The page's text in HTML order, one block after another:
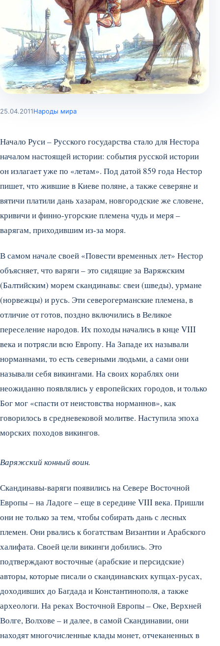
25.04.2011Народы мира
Начало Руси – Русского государства стало для Нестора
началом настоящей истории: события русской истории
он излагает уже по «летам». Под датой 859 года Нестор
пишет, что жившие в Киеве поляне, а также северяне и
вятичи платили дань хазарам, новгородские же словене,
кривичи и финно-угорские племена чудь и меря –
варягам, приходившим из-за моря.
В самом начале своей «Повести временных лет» Нестор
объясняет, что варяги – это сидящие за Варяжским
(Балтийским) морем скандинавы: свеи (шведы), урмане
(норвежцы) и русь. Эти северогерманские племена, в
отличие от готов, поздно включились в Великое
переселение народов. Их походы начались в кнце VIII
века и потрясли всю Европу. На Западе их называли
норманнами, то есть северными людьми, а сами они
называли себя викингами. На своих кораблях они
неожиданно появлялись у европейских городов, и только
Бог мог «спасти от неистовства норманнов», как
говорилось в средневековой молитве. Наступила эпоха
морских походов викингов.
Варяжский конный воин.
Скандинавы-варяги появились на Севере Восточной
Европы – на Ладоге – еще в середине VIII века. Пришли
они не только за тем, чтобы собирать дань с лесных
племен. Они рвались к богатствам Византии и Арабского
халифата. Своей цели викинги добились. Это
подтверждают восточные (арабские и персидские)
авторы, которые писали о скандинавских купцах-русах,
доходивших до Багдада и Константинополя, а также
археологи. На реках Восточной Европы – Оке, Верхней
Волге, Волхове – и далее, в самой Скандинавии, они
находят многочисленные клады монет, отчеканенных в